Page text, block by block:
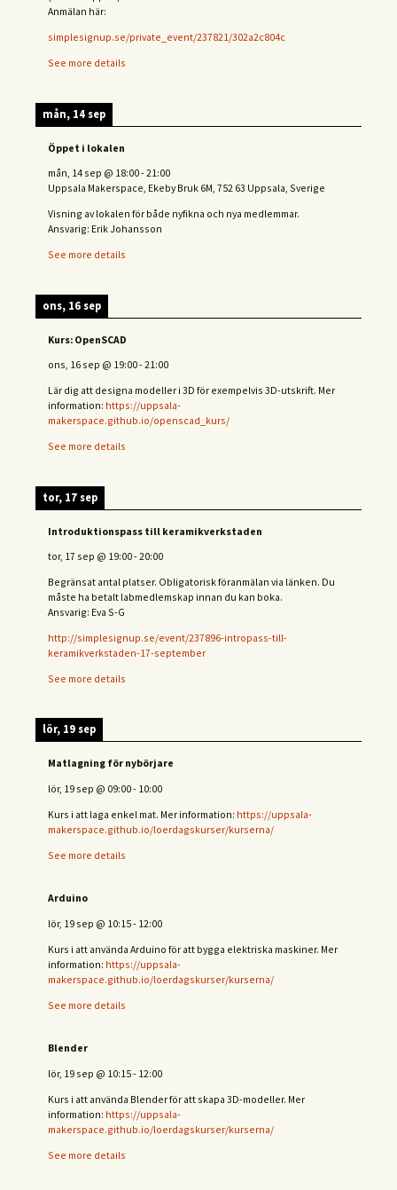
Anmälan här:
simplesignup.se/private_event/237821/302a2c804c
See more details
mån, 14 sep
Öppet i lokalen
mån, 14 sep @ 18:00-21:00
Uppsala Makerspace, Ekeby Bruk 6M, 752 63 Uppsala, Sverige
Visning av lokalen för både nyfikna och nya medlemmar.
Ansvarig: Erik Johansson
See more details
ons, 16 sep
Kurs: OpenSCAD
ons, 16 sep @ 19:00-21:00
Lär dig att designa modeller i 3D för exempelvis 3D-utskrift. Mer
information: https://uppsala-
makerspace.github.io/openscad_kurs/
See more details
tor, 17 sep
Introduktionspass till keramikverkstaden
tor, 17 sep @ 19:00-20:00
Begränsat antal platser. Obligatorisk föranmälan via länken. Du
måste ha betalt labmedlemskap innan du kan boka.
Ansvarig: Eva S-G
http://simplesignup.se/event/237896-intropass-till-
keramikverkstaden-17-september
See more details
lör, 19 sep
Matlagning för nybörjare
lör, 19 sep @ 09:00- 10:00
Kurs i att laga enkel mat. Mer information: https://uppsala-
makerspace.github.io/loerdagskurser/kurserna/
See more details
Arduino
lör, 19 sep @ 10:15- 12:00
Kurs i att använda Arduino för att bygga elektriska maskiner. Mer
information: https://uppsala-
makerspace.github.io/loerdagskurser/kurserna/
See more details
Blender
lör, 19 sep @ 10:15- 12:00
Kurs i att använda Blender för att skapa 3D-modeller. Mer
information: https://uppsala-
makerspace.github.io/loerdagskurser/kurserna/
See more details